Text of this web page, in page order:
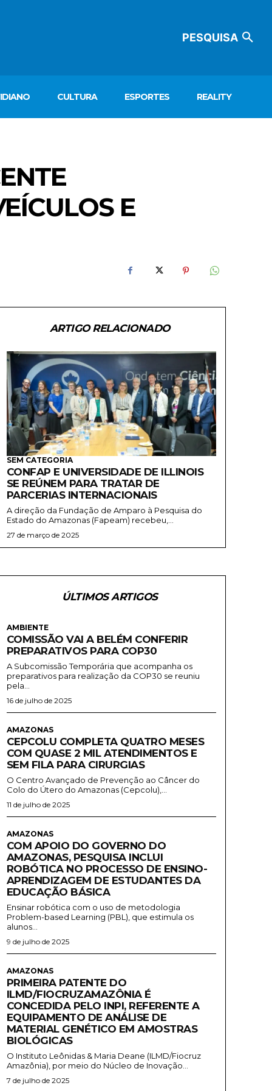
PESQUISA
CULTURA ESPORTES REALITY
E
ARTIGO RELACIONADO
SEM CATEGORIA
CONFAP E UNIVERSIDADE DE ILLINOIS
SE REÚNEM PARA TRATAR DE
PARCERIAS INTERNACIONAIS
A direção da Fundação de Amparo à Pesquisa do
Estado do Amazonas (Fapeam) recebeu,...
27 de março de 2025
ÚLTIMOS ARTIGOS
AMBIENTE
COMISSÃO VAI A BELÉM CONFERIR
PREPARATIVOS PARA COP30
A Subcomissão Temporária que acompanha os
preparativos para realização da COP30 se reuniu
pela...
16 de julho de 2025
AMAZONAS
CEPCOLU COMPLETA QUATRO MESES
COM QUASE 2 MIL ATENDIMENTOS E
SEM FILA PARA CIRURGIAS
O Centro Avançado de Prevenção ao Câncer do
Colo do Útero do Amazonas (Cepcolu),...
11 de julho de 2025
AMAZONAS
COM APOIO DO GOVERNO DO
AMAZONAS, PESQUISA INCLUI
ROBÓTICA NO PROCESSO DE ENSINO-
APRENDIZAGEM DE ESTUDANTES DA
EDUCAÇÃO BÁSICA
Ensinar robótica com o uso de metodologia
Problem-based Learning (PBL), que estimula os
alunos...
9 de julho de 2025
AMAZONAS
PRIMEIRA PATENTE DO
ILMD/FIOCRUZAMAZÔNIA É
CONCEDIDA PELO INPI, REFERENTE A
EQUIPAMENTO DE ANÁLISE DE
MATERIAL GENÉTICO EM AMOSTRAS
BIOLÓGICAS
O Instituto Leônidas & Maria Deane (ILMD/Fiocruz
Amazônia), por meio do Núcleo de Inovação...
7 de julho de 2025